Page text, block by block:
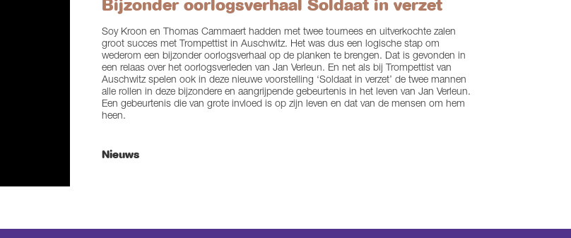
Bijzonder oorlogsverhaal Soldaat in verzet
Soy Kroon en Thomas Cammaert hadden met twee tournees en uitverkochte zalen
groot succes met Trompettist in Auschwitz. Het was dus een logische stap om
wederom een bijzonder oorlogsverhaal op de planken te brengen. Dat is gevonden in
een relaas over het oorlogsverleden van Jan Verleun. En net als bij Trompettist van
Auschwitz spelen ook in deze nieuwe voorstelling ‘Soldaat in verzet’ de twee mannen
alle rollen in deze bijzondere en aangrijpende gebeurtenis in het leven van Jan Verleun.
Een gebeurtenis die van grote invloed is op zijn leven en dat van de mensen om hem
heen.
Nieuws